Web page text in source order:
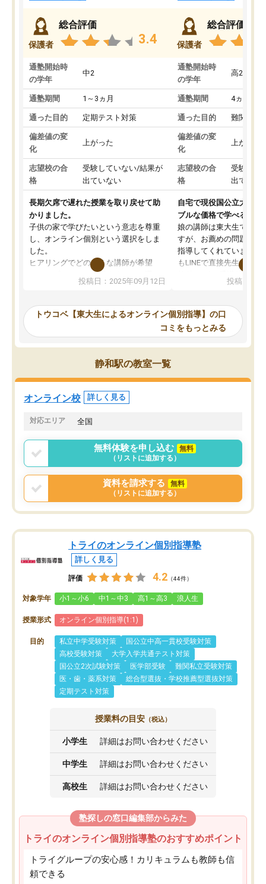
保護者
総合評価
3.4
通塾開始時
の学年
中2
通塾期間 1～3ヵ月
通った目的 定期テスト対策
偏差値の変
化
上がった
志望校の合
格
受験していない/結果が
出ていない
長期欠席で遅れた授業を取り戻せて助
かりました。
子供の家で学びたいという意志を尊重
し、オンライン個別という選択をしま
した。
ヒアリングでどのような講師が希望
か、オプションは付帯するかなど選ぶ
事が出来ました。
ーティングを行い、その講師で良いか
見てから講師を決定する事ができま
す。
うちの子は、初回面談の講師の方で決
オンラインツールを使用した単語帳の
共有があり宿題もそちらで出される形
でした。
言う事で講師変更の申し出があり、あ
まりに短期での変更だった為、塾に通
う事にして退会しました。遅れも取り
戻せ、授業内容や講師の方は良かった
と思います。
投稿日：2025年09月12日
保護者
総合評価
通塾開始時
の学年
高2
通塾期間 4ヵ月～1
通った目的 難関私立
偏差値の変
化
上がった
志望校の合
格
受験して
出ていな
自宅で現役国公立大学生
ブルな価格で学べる
娘の講師は東大生では無
すが、お薦めの問題集や
指導してくれています。
もLINEで直接先生に質問
めれるので、個人に合
いなのがあり(有料)、受
ことをどんなスケジュー
くか相談したのですが、
ち期待したものではなく
くなってきたようなので
投稿日：
トウコベ【東大生によるオンライン個別指導】の口
コミをもっとみる
静和駅の教室一覧
オンライン校 詳しく見る
対応エリア 全国
無料体験を申し込む
無料
（リストに追加する）
資料を請求する
無料
（リストに追加する）
トライのオンライン個別指導塾
詳しく見る
評価 4.2 （44件）
対象学年 小1～小6 中1～中3 高1～高3 浪人生
授業形式 オンライン個別指導(1:1)
目的 私立中学受験対策
国公立中高一貫校受験対策
高校受験対策
大学入学共通テスト対策
国公立2次試験対策
医学部受験
難関私立受験対策
医・歯・薬系対策
総合型選抜・学校推薦型選抜対策
定期テスト対策
授業料の目安 （税込）
小学生 詳細はお問い合わせください
中学生 詳細はお問い合わせください
高校生 詳細はお問い合わせください
塾探しの窓口編集部からみた
トライのオンライン個別指導塾のおすすめポイント
トライグループの安心感！カリキュラムも教師も信
頼できる